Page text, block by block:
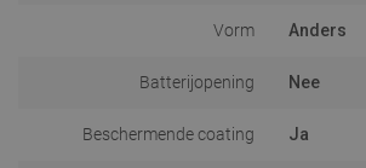
Vorm Anders
Batterijopening Nee
Beschermende coating Ja